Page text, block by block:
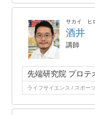
サカイ ヒ
酒井
講師
先端研究院 プロテ
ライフサイエンス / スポー